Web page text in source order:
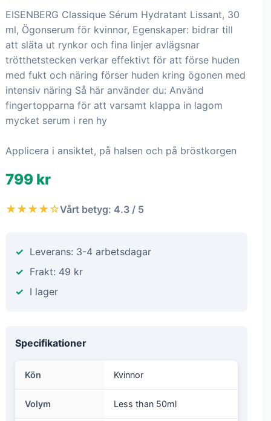
EISENBERG Classique Sérum Hydratant Lissant, 30
ml, Ögonserum för kvinnor, Egenskaper: bidrar till
att släta ut rynkor och fina linjer avlägsnar
trötthetstecken verkar effektivt för att förse huden
med fukt och näring förser huden kring ögonen med
intensiv näring Så här använder du: Använd
fingertopparna för att varsamt klappa in lagom
mycket serum i ren hy
Applicera i ansiktet, på halsen och på bröstkorgen
799 kr
★★★★☆Vårt betyg: 4.3 / 5
Leverans: 3-4 arbetsdagar
Frakt: 49 kr
I lager
Specifikationer
Kön Kvinnor
Volym Less than 50ml